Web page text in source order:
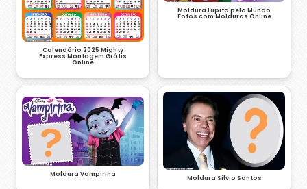
Calendário 2025 Mighty
Express Montagem Grátis
Online
Moldura Lupita pelo Mundo
Fotos com Molduras Online
Moldura Vampirina
Moldura Silvio Santos